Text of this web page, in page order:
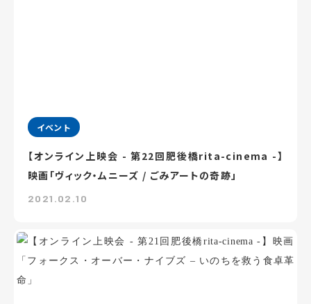
イベント
【オンライン上映会 - 第22回肥後橋rita-cinema -】
映画「ヴィック・ムニーズ / ごみアートの奇跡」
2021.02.10